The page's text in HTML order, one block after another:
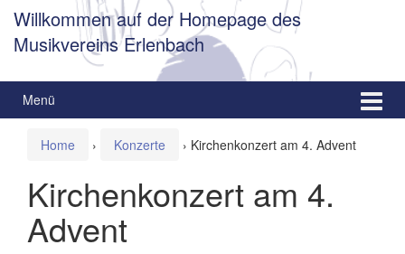
Willkommen auf der Homepage des
Musikvereins Erlenbach
Menü
Home › Konzerte › Kirchenkonzert am 4. Advent
Kirchenkonzert am 4.
Advent